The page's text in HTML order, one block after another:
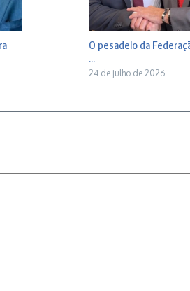
O pesadelo da
...
24 de julho de 2026